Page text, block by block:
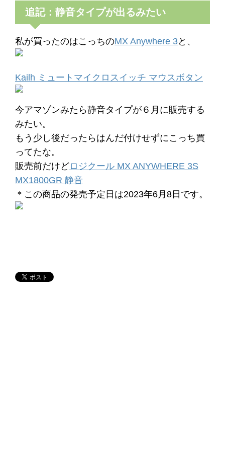
追記：静音タイプが出るみたい
私が買ったのはこっちのMX Anywhere 3と、
Kailh ミュートマイクロスイッチ マウスボタン
今アマゾンみたら静音タイプが６月に販売する
みたい。
もう少し後だったらはんだ付けせずにこっち買
ってたな。
販売前だけどロジクール MX ANYWHERE 3S
MX1800GR 静音
＊この商品の発売予定日は2023年6月8日です。